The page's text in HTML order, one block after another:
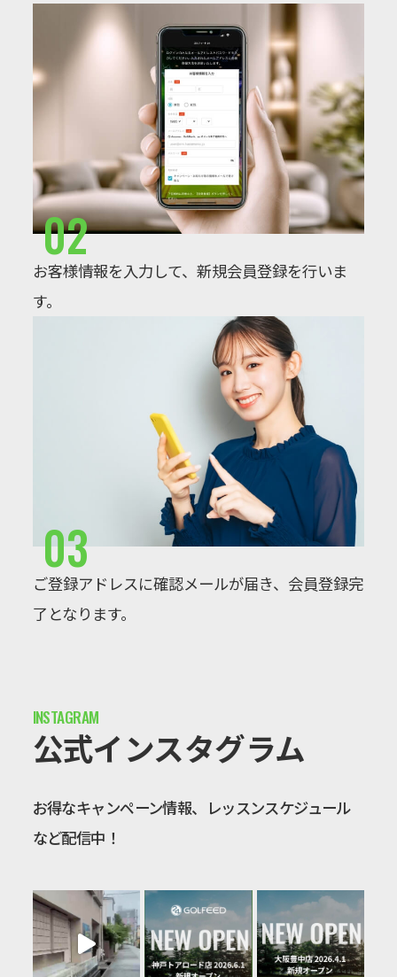
02
お客様情報を入力して、新規会員登録を行いま
す。
03
ご登録アドレスに確認メールが届き、会員登録完
了となります。
公式インスタグラム
お得なキャンペーン情報、レッスンスケジュール
など配信中！